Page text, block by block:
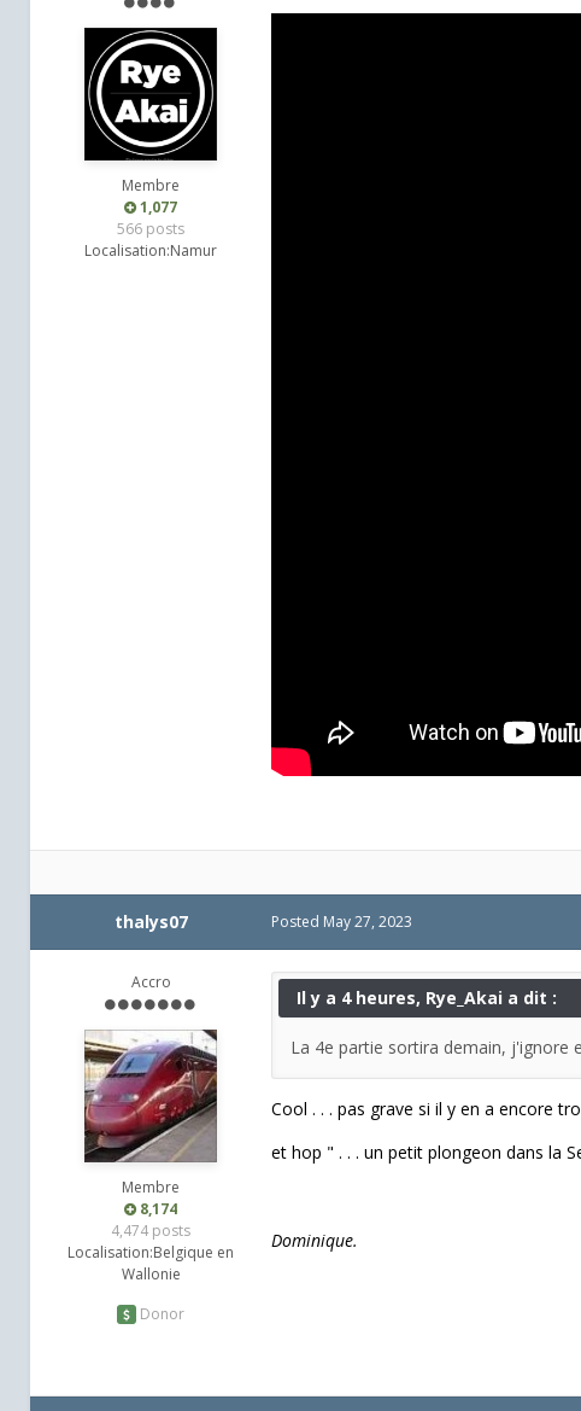
Membre
1,077
566 posts
Localisation:Namur
thalys07
Accro
Membre
8,174
4,474 posts
Localisation:Belgique en
Wallonie
Donor
Posted May 27, 2023
Il y a 4 heures, Rye_Akai a dit :
La 4e partie sortira demain, j'ignore
Cool . . . pas grave si il y en a encore
et hop " . . . un petit plongeon dans la
Dominique.